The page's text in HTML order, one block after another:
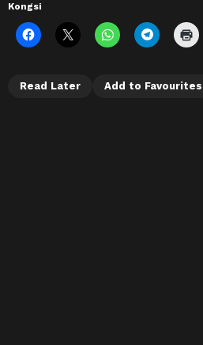
Kongsi
Read Later Add to Favourites